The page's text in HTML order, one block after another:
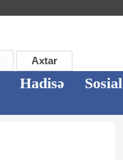
Axtar
Hadisə Sosial